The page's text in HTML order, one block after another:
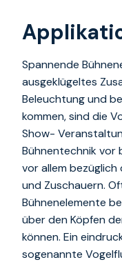
Spannende
ausgeklügeltes
Beleuchtung und
kommen, sind die
Show-
Bühnentechnik vor
vor allem
und Zuschauern.
Bühnenelemente
über den Köpfen
können. Ein
sogenannte